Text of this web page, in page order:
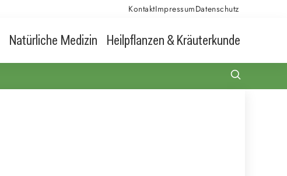
KontaktImpressumDatenschutz
Natürliche Medizin Heilpflanzen & Kräuterkunde